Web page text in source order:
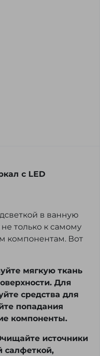
с LED
в ванную
только к самому
компонентам. Вот
мягкую ткань
Для
средства для
попадания
компоненты.
источники
салфеткой,